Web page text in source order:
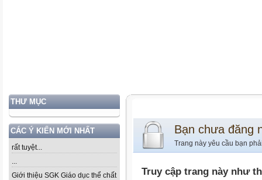
THƯ MỤC
CÁC Ý KIẾN MỚI NHẤT
rất tuyệt...
...
Giới thiệu SGK Giáo dục thể chất
Bạn chưa đăng
Trang này yêu cầu bạn
Truy cập trang này như